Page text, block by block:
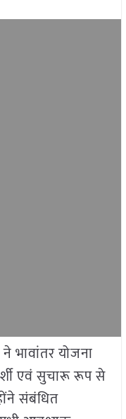
भावांतर योजना
एवं सुचारू रूप से
संबंधित